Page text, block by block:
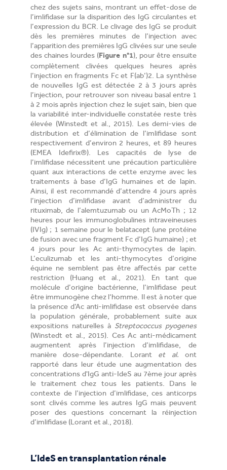
chez des sujets sains, montrant un effet-dose de
l’imlifidase sur la disparition des IgG circulantes et
l’expression du BCR. Le clivage des IgG se produit
dès les premières minutes de l’injection avec
l’apparition des premières IgG clivées sur une seule
des chaines lourdes (Figure n°1), pour être ensuite
complètement clivées quelques heures après
l’injection en fragments Fc et F(ab’)2. La synthèse
de nouvelles IgG est détectée 2 à 3 jours après
l’injection, pour retrouver son niveau basal entre 1
à 2 mois après injection chez le sujet sain, bien que
la variabilité inter-individuelle constatée reste très
élevée (Winstedt et al., 2015). Les demi-vies de
distribution et d’élimination de l’imlifidase sont
respectivement d’environ 2 heures, et 89 heures
(EMEA Idefirix®). Les capacités de lyse de
l’imlifidase nécessitent une précaution particulière
quant aux interactions de cette enzyme avec les
traitements à base d’IgG humaines et de lapin.
Ainsi, il est recommandé d’attendre 4 jours après
l’injection d’imlifidase avant d’administrer du
rituximab, de l’alemtuzumab ou un AcMoTh ; 12
heures pour les immunoglobulines intraveineuses
(IVIg) ; 1 semaine pour le belatacept (une protéine
de fusion avec une fragment Fc d’IgG humaine) ; et
4 jours pour les Ac anti-thymocytes de lapin.
L’eculizumab et les anti-thymocytes d’origine
équine ne semblent pas être affectés par cette
restriction (Huang et al., 2021). En tant que
molécule d’origine bactérienne, l’imlifidase peut
être immunogène chez l‘homme. Il est à noter que
la présence d’Ac anti-imlifidase est observée dans
la population générale, probablement suite aux
expositions naturelles à Streptococcus pyogenes
(Winstedt et al., 2015). Ces Ac anti-médicament
augmentent après l’injection d’imlifidase, de
manière dose-dépendante. Lorant et al. ont
rapporté dans leur étude une augmentation des
concentrations d'IgG anti-IdeS au 7ème jour après
le traitement chez tous les patients. Dans le
contexte de l’injection d’imlifidase, ces anticorps
sont clivés comme les autres IgG mais peuvent
poser des questions concernant la réinjection
d’imlifidase (Lorant et al., 2018).
L’IdeS en transplantation rénale